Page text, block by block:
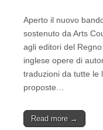
Aperto il nuovo
sostenuto da Arts
agli editori del
inglese opere di
traduzioni da tutte le
proposte…
Read more →